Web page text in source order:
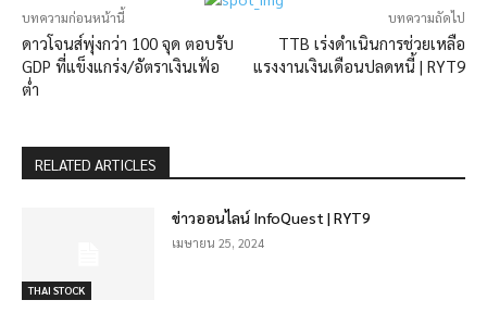
บทความก่อนหน้านี้
ดาวโจนส์พุ่งกว่า 100 จุด ตอบรับ
GDP ที่แข็งแกร่ง/อัตราเงินเฟ้อ
ต่ำ
บทความถัดไป
TTB เร่งดำเนินการช่วยเหลือ
แรงงานเงินเดือนปลดหนี้ | RYT9
RELATED ARTICLES
THAI STOCK
ข่าวออนไลน์ InfoQuest | RYT9
เมษายน 25, 2024